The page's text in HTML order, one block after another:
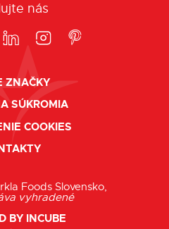
nás
ZNAČKY
SÚKROMIA
COOKIES
Foods Slovensko,
vyhradené
BY INCUBE